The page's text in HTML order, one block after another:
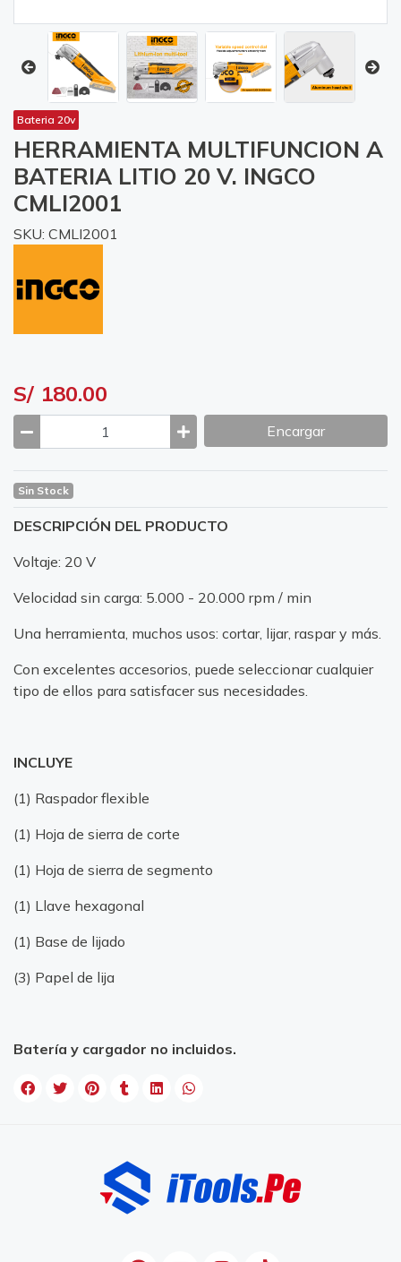
Bateria 20v
HERRAMIENTA MULTIFUNCION A
BATERIA LITIO 20 V. INGCO
CMLI2001
SKU: CMLI2001
S/ 180.00
Encargar
Sin Stock
DESCRIPCIÓN DEL PRODUCTO
Voltaje: 20 V
Velocidad sin carga: 5.000 - 20.000 rpm / min
Una herramienta, muchos usos: cortar, lijar, raspar y más.
Con excelentes accesorios, puede seleccionar cualquier
tipo de ellos para satisfacer sus necesidades.
INCLUYE
(1) Raspador flexible
(1) Hoja de sierra de corte
(1) Hoja de sierra de segmento
(1) Llave hexagonal
(1) Base de lijado
(3) Papel de lija
Batería y cargador no incluidos.